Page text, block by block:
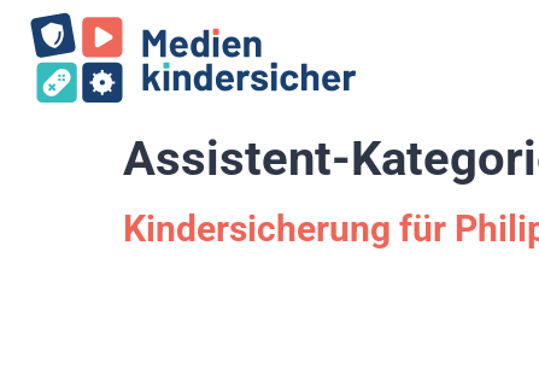
Assistent-
Kindersicherung für